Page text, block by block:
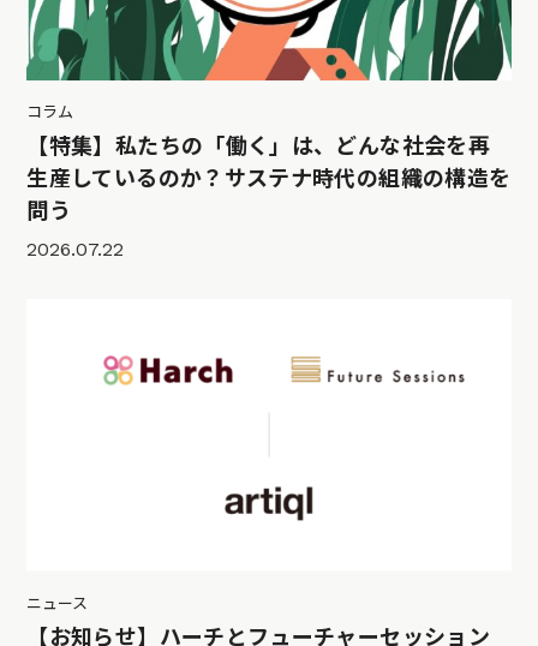
コラム
【特集】私たちの「働く」は、どんな社会を再
生産しているのか？サステナ時代の組織の構造を
問う
2026.07.22
ニュース
【お知らせ】ハーチとフューチャーセッション